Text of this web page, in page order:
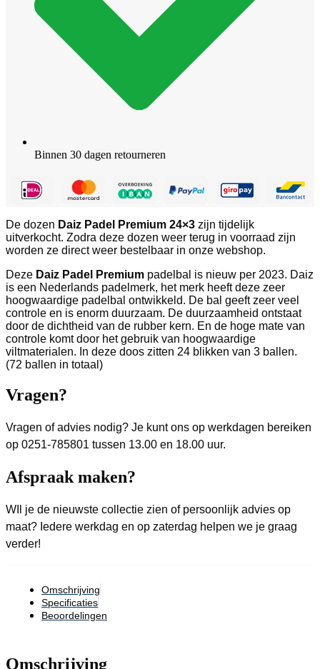
Binnen 30 dagen retourneren
De dozen Daiz Padel Premium 24×3 zijn tijdelijk
uitverkocht. Zodra deze dozen weer terug in voorraad zijn
worden ze direct weer bestelbaar in onze webshop.
Deze Daiz Padel Premium padelbal is nieuw per 2023. Daiz
is een Nederlands padelmerk, het merk heeft deze zeer
hoogwaardige padelbal ontwikkeld. De bal geeft zeer veel
controle en is enorm duurzaam. De duurzaamheid ontstaat
door de dichtheid van de rubber kern. En de hoge mate van
controle komt door het gebruik van hoogwaardige
viltmaterialen. In deze doos zitten 24 blikken van 3 ballen.
(72 ballen in totaal)
Vragen?
Vragen of advies nodig? Je kunt ons op werkdagen bereiken
op 0251-785801 tussen 13.00 en 18.00 uur.
Afspraak maken?
WIl je de nieuwste collectie zien of persoonlijk advies op
maat? Iedere werkdag en op zaterdag helpen we je graag
verder!
Omschrijving
Specificaties
Beoordelingen
Omschrijving